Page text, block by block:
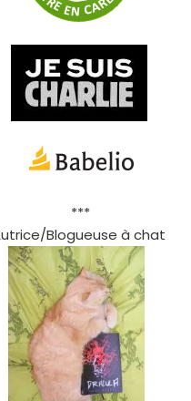
***
Blogueuse à chat